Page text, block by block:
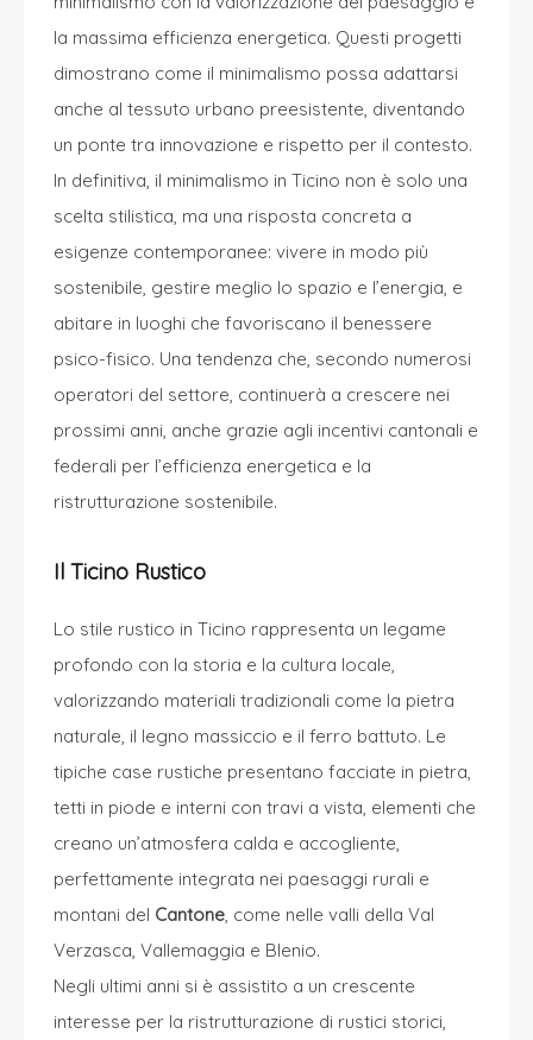
la massima efficienza energetica. Questi progetti
dimostrano come il minimalismo possa adattarsi
anche al tessuto urbano preesistente, diventando
un ponte tra innovazione e rispetto per il contesto.
In definitiva, il minimalismo in Ticino non è solo una
scelta stilistica, ma una risposta concreta a
esigenze contemporanee: vivere in modo più
sostenibile, gestire meglio lo spazio e l’energia, e
abitare in luoghi che favoriscano il benessere
psico-fisico. Una tendenza che, secondo numerosi
operatori del settore, continuerà a crescere nei
prossimi anni, anche grazie agli incentivi cantonali e
federali per l’efficienza energetica e la
ristrutturazione sostenibile.
Il Ticino Rustico
Lo stile rustico in Ticino rappresenta un legame
profondo con la storia e la cultura locale,
valorizzando materiali tradizionali come la pietra
naturale, il legno massiccio e il ferro battuto. Le
tipiche case rustiche presentano facciate in pietra,
tetti in piode e interni con travi a vista, elementi che
creano un’atmosfera calda e accogliente,
perfettamente integrata nei paesaggi rurali e
montani del Cantone , come nelle valli della Val
Verzasca, Vallemaggia e Blenio.
Negli ultimi anni si è assistito a un crescente
interesse per la ristrutturazione di rustici storici,